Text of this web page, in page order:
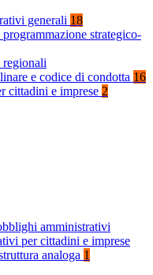
generali 18
strategico-
regionali
e codice di condotta 16
cittadini e imprese 2
amministrativi
per cittadini e imprese
analoga 1